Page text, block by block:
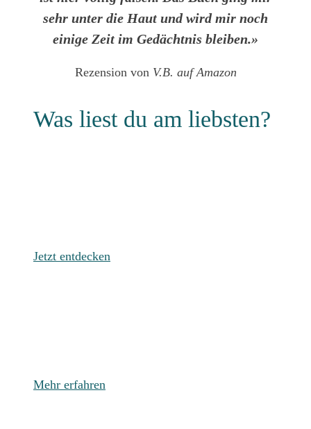
sehr unter die Haut und wird mir noch
einige Zeit im Gedächtnis bleiben.»
Rezension von V.B. auf Amazon
Was liest du am liebsten?
Jetzt entdecken
Mehr erfahren